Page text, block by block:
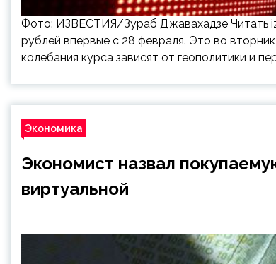
Фото: ИЗВЕСТИЯ/Зураб Джавахадзе Читать
рублей впервые с 28 февраля. Это во
колебания курса зависят от геополитики и
Экономика
Экономист назвал
виртуальной